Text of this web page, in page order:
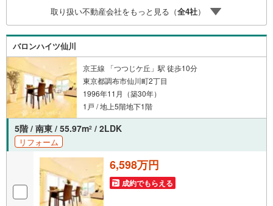
取り扱い不動産会社をもっと見る（全4社）
バロンハイツ仙川
京王線 「つつじケ丘」駅 徒歩10分
東京都調布市仙川町2丁目
1996年11月（築30年）
1戸 / 地上5階地下1階
5階 / 南東 / 55.97m2 / 2LDK
リフォーム
6,598万円
成約でもらえる